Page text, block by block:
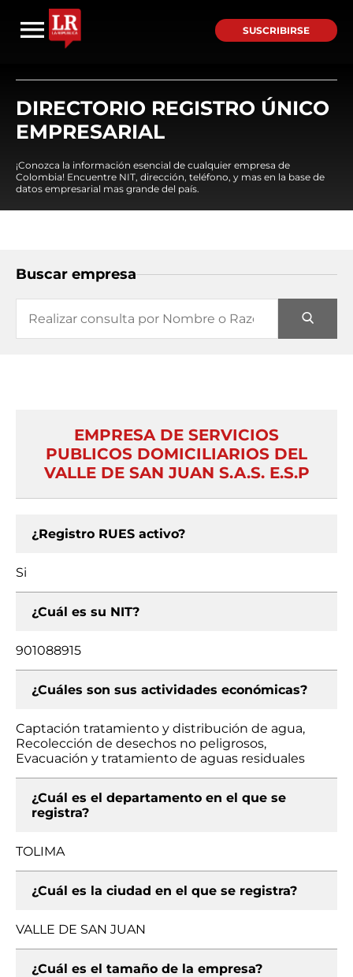
SUSCRIBIRSE
DIRECTORIO REGISTRO ÚNICO
EMPRESARIAL
¡Conozca la información esencial de cualquier empresa de
Colombia! Encuentre NIT, dirección, teléfono, y mas en la base de
datos empresarial mas grande del país.
Buscar empresa
EMPRESA DE SERVICIOS
PUBLICOS DOMICILIARIOS DEL
VALLE DE SAN JUAN S.A.S. E.S.P
¿Registro RUES activo?
Si
¿Cuál es su NIT?
901088915
¿Cuáles son sus actividades económicas?
Captación tratamiento y distribución de agua,
Recolección de desechos no peligrosos,
Evacuación y tratamiento de aguas residuales
¿Cuál es el departamento en el que se
registra?
TOLIMA
¿Cuál es la ciudad en el que se registra?
VALLE DE SAN JUAN
¿Cuál es el tamaño de la empresa?